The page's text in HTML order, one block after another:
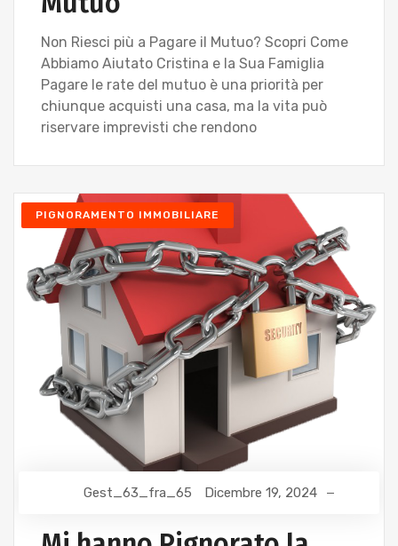
Non Riesci più a Pagare il Mutuo? Scopri Come
Abbiamo Aiutato Cristina e la Sua Famiglia
Pagare le rate del mutuo è una priorità per
chiunque acquisti una casa, ma la vita può
riservare imprevisti che rendono
PIGNORAMENTO IMMOBILIARE
Gest_63_fra_65 Dicembre 19, 2024